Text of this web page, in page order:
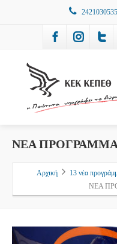
2421030535
ΝΕΑ
Αρχική
13 νέα
ΝΕΑ